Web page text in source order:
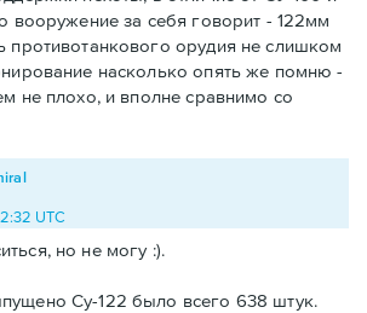
вооружение за себя говорит - 122мм
противотанкового орудия не слишком
насколько опять же помню -
не плохо, и вполне сравнимо со
UTC
но не могу :).
Су-122 было всего 638 штук.